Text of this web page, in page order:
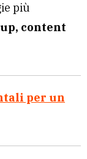
più
content
per un